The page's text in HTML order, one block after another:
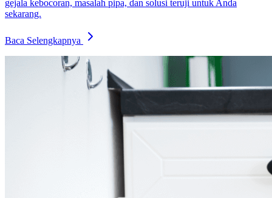
gejala kebocoran, masalah pipa, dan solusi teruji untuk Anda
sekarang.
Baca Selengkapnya